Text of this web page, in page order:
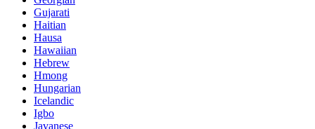
Gujarati
Haitian
Hausa
Hawaiian
Hebrew
Hmong
Hungarian
Icelandic
Igbo
Javanese